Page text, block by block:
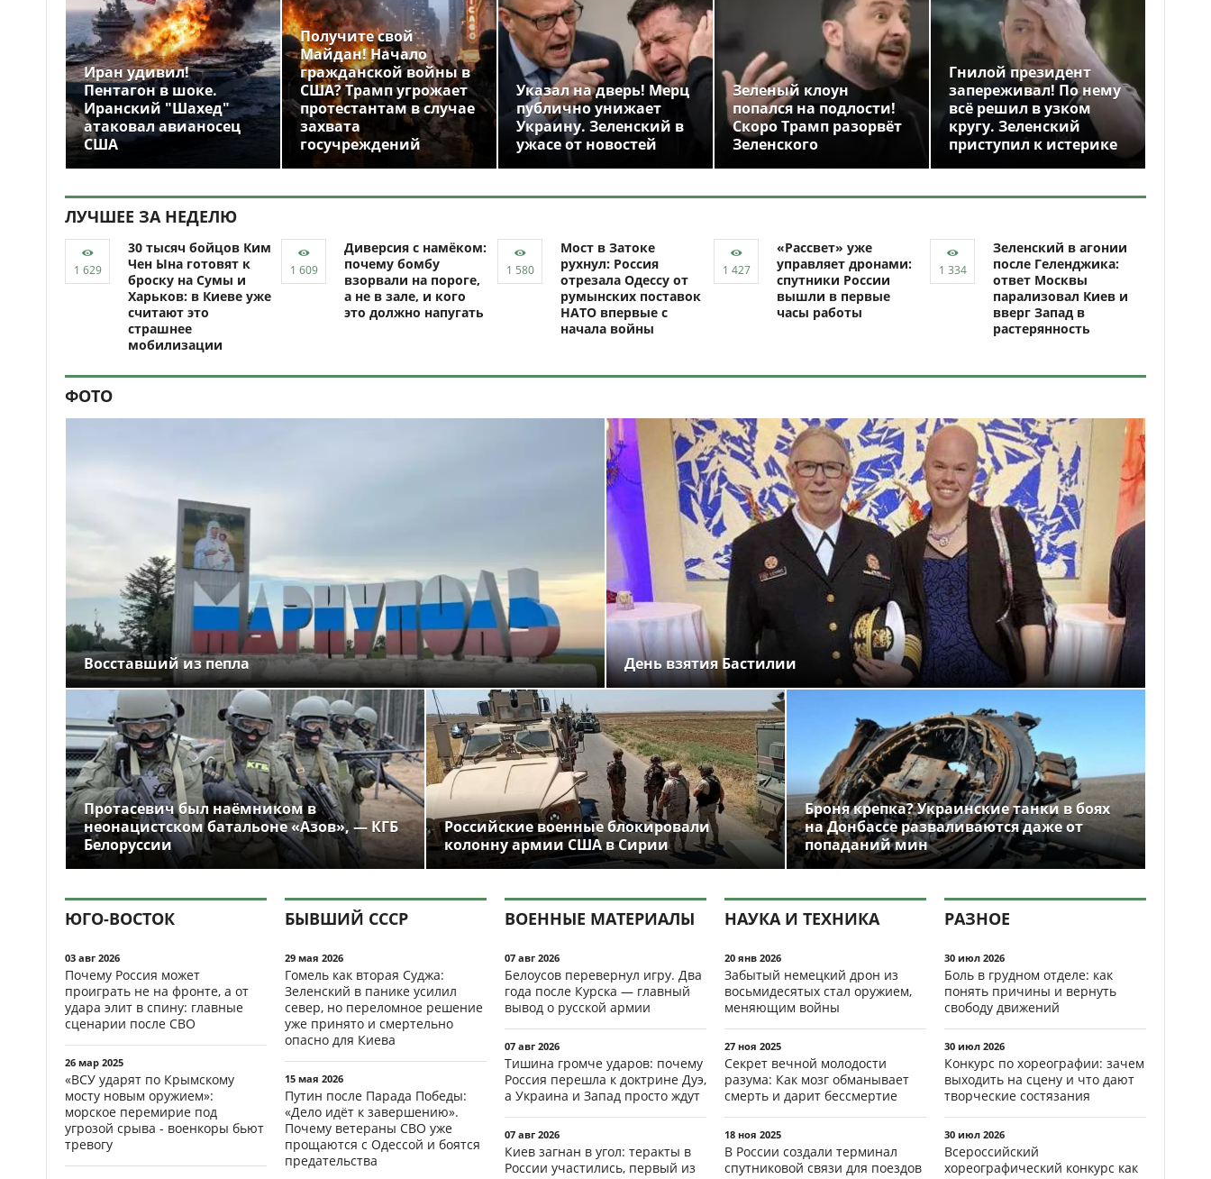
Иран удивил!
Пентагон в шоке.
Иранский "Шахед"
атаковал авианосец
США
Получите свой
Майдан! Начало
гражданской войны в
США? Трамп угрожает
протестантам в случае
захвата
госучреждений
Указал на дверь! Мерц
публично унижает
Украину. Зеленский в
ужасе от новостей
Зеленый клоун
попался на подлости!
Скоро Трамп разорвёт
Зеленского
Гнилой президент
запереживал! По нему
всё решил в узком
кругу. Зеленский
приступил к истерике
ЛУЧШЕЕ ЗА НЕДЕЛЮ
30 тысяч бойцов Ким
Чен Ына готовят к
броску на Сумы и
Харьков: в Киеве уже
считают это
страшнее
мобилизации
Диверсия с намёком:
почему бомбу
взорвали на пороге,
а не в зале, и кого
это должно напугать
Мост в Затоке
рухнул: Россия
отрезала Одессу от
румынских поставок
НАТО впервые с
начала войны
«Рассвет» уже
управляет дронами:
спутники России
вышли в первые
часы работы
Зеленский в агонии
после Геленджика:
ответ Москвы
парализовал Киев и
вверг Запад в
растерянность
ФОТО
Восставший из пепла День взятия Бастилии
Протасевич был наёмником в
неонацистском батальоне «Азов», — КГБ
Белоруссии
Российские военные блокировали
колонну армии США в Сирии
Броня крепка? Украинские танки в боях
на Донбассе разваливаются даже от
попаданий мин
ЮГО-ВОСТОК
03 авг 2026
Почему Россия может
проиграть не на фронте, а от
удара элит в спину: главные
сценарии после СВО
26 мар 2025
«ВСУ ударят по Крымскому
мосту новым оружием»:
морское перемирие под
угрозой срыва - военкоры бьют
тревогу
БЫВШИЙ СССР
29 мая 2026
Гомель как вторая Суджа:
Зеленский в панике усилил
север, но переломное решение
уже принято и смертельно
опасно для Киева
15 мая 2026
Путин после Парада Победы:
«Дело идёт к завершению».
Почему ветераны СВО уже
прощаются с Одессой и боятся
предательства
ВОЕННЫЕ МАТЕРИАЛЫ
07 авг 2026
Белоусов перевернул игру. Два
года после Курска — главный
вывод о русской армии
07 авг 2026
Тишина громче ударов: почему
Россия перешла к доктрине Дуэ,
а Украина и Запад просто ждут
07 авг 2026
Киев загнан в угол: теракты в
России участились, первый из
НАУКА И ТЕХНИКА
20 янв 2026
Забытый немецкий дрон из
восьмидесятых стал оружием,
меняющим войны
27 ноя 2025
Секрет вечной молодости
разума: Как мозг обманывает
смерть и дарит бессмертие
18 ноя 2025
В России создали терминал
спутниковой связи для поездов
РАЗНОЕ
30 июл 2026
Боль в грудном отделе: как
понять причины и вернуть
свободу движений
30 июл 2026
Конкурс по хореографии: зачем
выходить на сцену и что дают
творческие состязания
30 июл 2026
Всероссийский
хореографический конкурс как